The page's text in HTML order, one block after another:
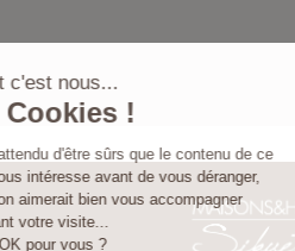
GYP SEA HOTEL
SAINT BARTH - FRENCH WEST INDIES